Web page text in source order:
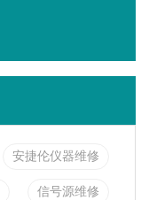
安捷伦仪器维修
信号源维修